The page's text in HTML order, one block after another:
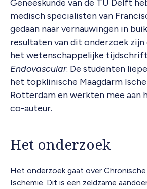
Geneeskunde van de TU Delft
medisch specialisten van
gedaan naar vernauwingen in
resultaten van dit onderzoek zijn
het wetenschappelijke tijdschrift
Endovascular. De studenten
het topklinische Maagdarm
Rotterdam en werkten mee aan
co-auteur.
Het onderzoek
Het onderzoek gaat over
Ischemie. Dit is een zeldzame